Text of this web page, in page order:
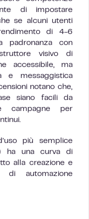
di impostare
se alcuni utenti
di 4-6
padronanza con
visivo di
accessibile, ma
e messaggistica
notano che,
siano facili da
campagne per
più semplice
ha una curva di
alla creazione e
di automazione